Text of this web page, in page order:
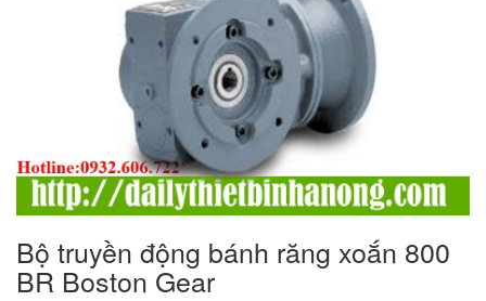
Bộ truyền động bánh răng xoắn 800
BR Boston Gear